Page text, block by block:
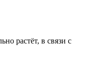
растёт, в связи с